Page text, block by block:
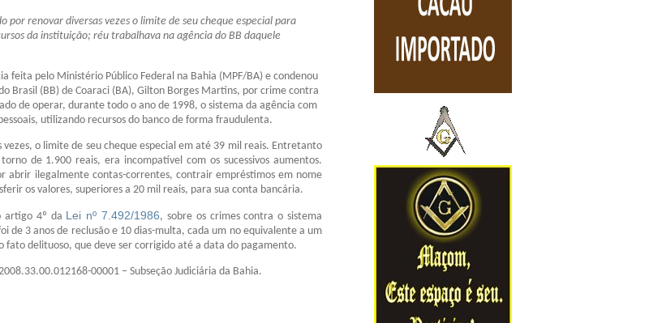
por renovar diversas vezes o limite de seu cheque especial para
da instituição; réu trabalhava na agência do BB daquele
feita pelo Ministério Público Federal na Bahia (MPF/BA) e condenou
Brasil (BB) de Coaraci (BA), Gilton Borges Martins, por crime contra
de operar, durante todo o ano de 1998, o sistema da agência com
utilizando recursos do banco de forma fraudulenta.
o limite de seu cheque especial em até 39 mil reais. Entretanto
de 1.900 reais, era incompatível com os sucessivos aumentos.
abrir ilegalmente contas-correntes, contrair empréstimos em nome
os valores, superiores a 20 mil reais, para sua conta bancária.
artigo 4º da Lei nº 7.492/1986, sobre os crimes contra o sistema
de 3 anos de reclusão e 10 dias-multa, cada um no equivalente a um
fato delituoso, que deve ser corrigido até a data do pagamento.
00001 – Subseção Judiciária da Bahia.